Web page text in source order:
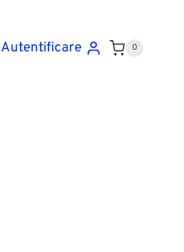
Autentificare 0